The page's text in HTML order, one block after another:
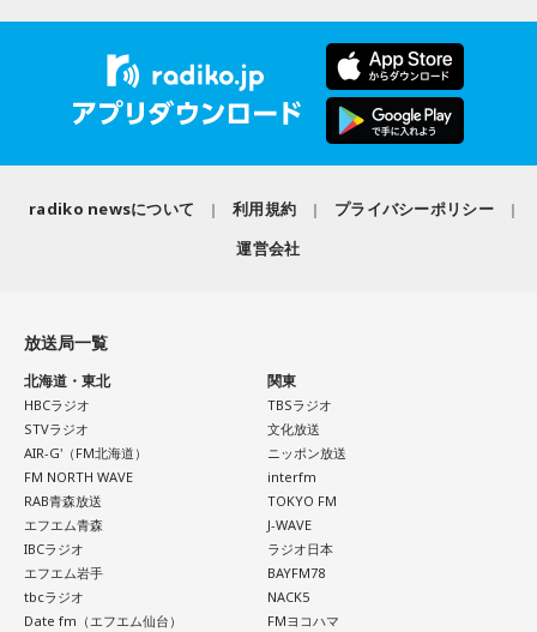
radiko newsについて 利用規約
プライバシーポリシー
運営会社
放送局一覧
北海道・東北
HBCラジオ
STVラジオ
AIR-G'（FM北海道）
FM NORTH WAVE
RAB青森放送
エフエム青森
IBCラジオ
エフエム岩手
tbcラジオ
Date fm（エフエム仙台）
関東
TBSラジオ
文化放送
ニッポン放送
interfm
TOKYO FM
J-WAVE
ラジオ日本
BAYFM78
NACK5
FMヨコハマ